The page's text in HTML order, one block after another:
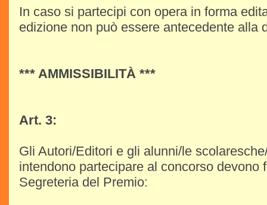
In caso si partecipi con opera in forma
edizione non può essere antecedente alla
*** AMMISSIBILITÀ ***
Art. 3:
Gli Autori/Editori e gli alunni/le
intendono partecipare al concorso devono
Segreteria del Premio: